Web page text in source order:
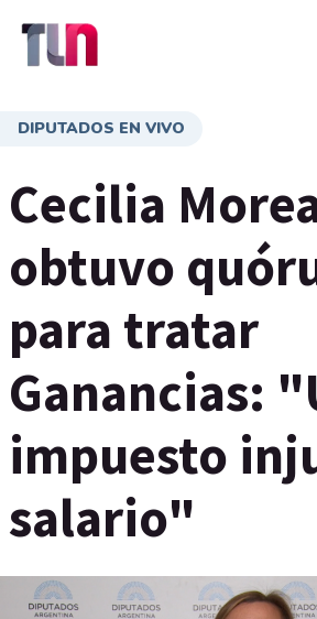
DIPUTADOS EN VIVO
Cecilia
obtuvo
para tratar
Ganancias:
impuesto
salario"